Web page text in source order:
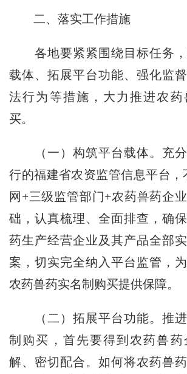
二、落实工作措施
各地要紧紧围绕目标任务
载体、拓展平台功能、强化监
法行为等措施，大力推进农药
买。
（一）构筑平台载体。 充
行的福建省农资监管信息平台，
网 +三级监管部门+农药兽药企业
础，认真梳理、全面排查，确
药生产经营企业及其产品全部
案，切实完全纳入平台监管，
农药兽药实名制购买提供保障。
（二）拓展平台功能。 推
制购买，首先要得到农药兽药
解、密切配合。如何将农药兽